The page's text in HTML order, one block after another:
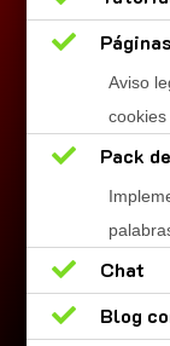

Aviso
cookies
 Pack

Chat

Blog